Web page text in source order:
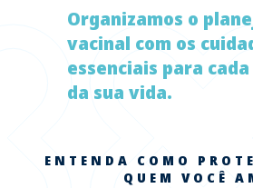
Organizamos o
vacinal com os
essenciais para
da sua vida.
ENTENDA COMO
QUEM VOCÊ